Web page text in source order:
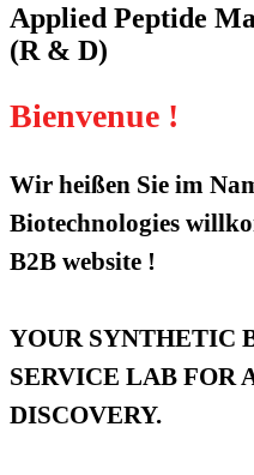
Applied Peptide
(R & D)
Bienvenue !
Wir heißen Sie im
Biotechnologies
B2B website !
YOUR SYNTHETIC
SERVICE LAB FOR
DISCOVERY.